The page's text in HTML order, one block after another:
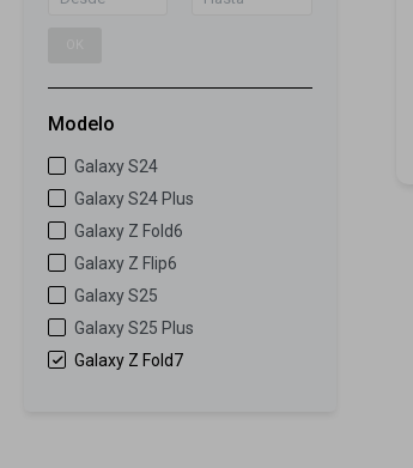
Modelo
Galaxy S24
Galaxy S24 Plus
Galaxy Z Fold6
Galaxy Z Flip6
Galaxy S25
Galaxy S25 Plus
Galaxy Z Fold7